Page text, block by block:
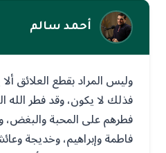
أحمد سالم
وليس المراد بقطع العلائق
فذلك لا يكون، وقد فطر الله
فطرهم على المحبة والبغض،
فاطمة وإبراهيم، وخديجة